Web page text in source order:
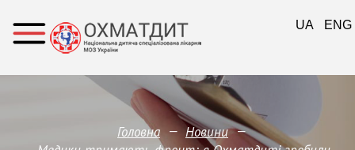
Головна — Новини —
UA ENG